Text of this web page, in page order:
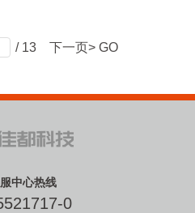
/ 13 下一页> GO
中心热线
0